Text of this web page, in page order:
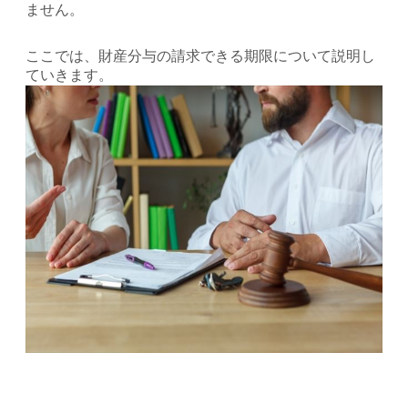
ません。
ここでは、財産分与の請求できる期限について説明し
ていきます。